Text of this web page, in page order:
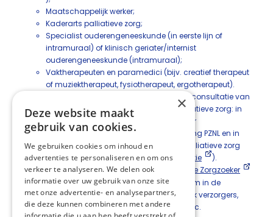
Maatschappelijk werker;
Kaderarts palliatieve zorg;
Specialist ouderengeneeskunde (in eerste lijn of
intramuraal) of klinisch geriater/internist
ouderengeneeskunde (intramuraal);
Vaktherapeuten en paramedici (bijv. creatief therapeut
of muziektherapeut, fysiotherapeut, ergotherapeut).
Overweeg bij moeilijk behandelbare angst consultatie van
een multidisciplinair consultatieteam palliatieve zorg: in
de eerste en tweede lijn een multidisciplinair
consultatieteam palliatieve zorg via stichting PZNL en in
een instelling een multidisciplinair team palliatieve zorg
(https://palliaweb.nl/zorgpraktijk/consultatie
).
Maak desgewenst gebruik van de
Palliatieve Zorgzoeker
voor het vinden van professionals werkzaam in de
palliatieve zorg, zoals bijvoorbeeld geestelijk verzorgers,
mantelzorg ondersteuning, psychologen etc.
×
Deze website maakt
gebruik van cookies.
We gebruiken cookies om inhoud en
advertenties te personaliseren en om ons
verkeer te analyseren. We delen ook
informatie over uw gebruik van onze site
met onze advertentie- en analysepartners,
die deze kunnen combineren met andere